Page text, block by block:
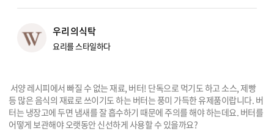
우리의식탁
요리를 스타일하다
등 많은 음식의 재료로 쓰이기도 하는 버터는 풍미 가득한 유제품이랍니다. 버
터는 냉장고에 두면 냄새를 잘 흡수하기 때문에 주의를 해야 하는데요. 버터를
어떻게 보관해야 오랫동안 신선하게 사용할 수 있을까요?